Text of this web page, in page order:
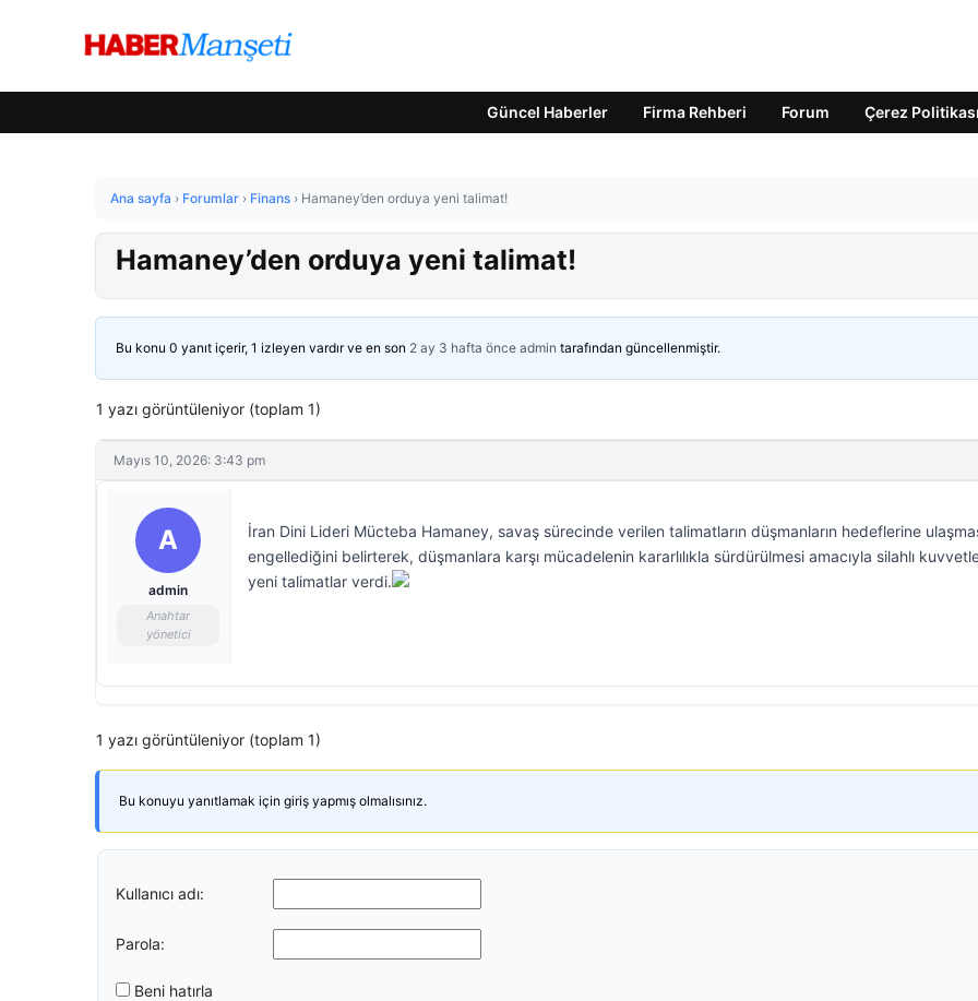
Güncel Haberler Firma Rehberi Forum Çerez Politikası
Ana sayfa › Forumlar › Finans › Hamaney’den orduya yeni talimat!
Hamaney’den orduya yeni talimat!
Bu konu 0 yanıt içerir, 1 izleyen vardır ve en son 2 ay 3 hafta önce admin tarafından güncellenmiştir.
1 yazı görüntüleniyor (toplam 1)
Mayıs 10, 2026: 3:43 pm
A
admin
Anahtar
yönetici
İran Dini Lideri Mücteba Hamaney, savaş sürecinde verilen talimatların düşmanların hedeflerine
engellediğini belirterek, düşmanlara karşı mücadelenin kararlılıkla sürdürülmesi amacıyla silahlı
yeni talimatlar verdi.
1 yazı görüntüleniyor (toplam 1)
Bu konuyu yanıtlamak için giriş yapmış olmalısınız.
Kullanıcı adı:
Parola:
Beni hatırla